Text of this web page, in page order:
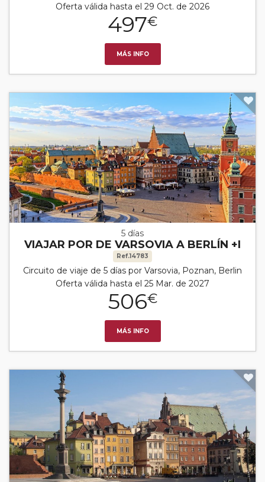
Oferta válida hasta el 29 Oct. de 2026
497€
MÁS INFO
5 días
VIAJAR POR DE VARSOVIA A BERLÍN +I
Ref.14783
Circuito de viaje de 5 días por Varsovia, Poznan, Berlin
Oferta válida hasta el 25 Mar. de 2027
506€
MÁS INFO